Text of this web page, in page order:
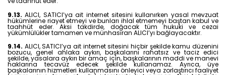
9.13. ALICI, SATICI’ya ait internet sitesini kullanırken yasal mevzuat
hükümlerine riayet etmeyi ve bunları ihlal etmemeyi baştan kabul ve
taahhüt eder. Aksi takdirde, doğacak tüm hukuki ve cezai
yükümlülükler tamamen ve münhasıran ALICI’yı bağlayacaktır.
9.14. ALICI, SATICI’ya ait internet sitesini hiçbir şekilde kamu düzenini
bozucu, genel ahlaka aykırı, başkalarını rahatsız ve taciz edici
şekilde, yasalara aykırı bir amaç için, başkalarının maddi ve manevi
haklarına tecavüz edecek şekilde kullanamaz. Ayrıca, üye
başkalarının hizmetleri kullanmasını önleyici veya zorlaştırıcı faaliyet